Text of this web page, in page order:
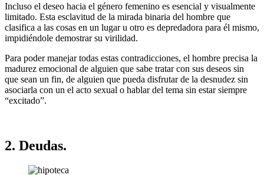
Incluso el deseo hacia el género femenino es esencial y visualmente
limitado. Esta esclavitud de la mirada binaria del hombre que
clasifica a las cosas en un lugar u otro es depredadora para él mismo,
impidiéndole demostrar su virilidad.
Para poder manejar todas estas contradicciones, el hombre precisa la
madurez emocional de alguien que sabe tratar con sus deseos sin
que sean un fin, de alguien que pueda disfrutar de la desnudez sin
asociarla con un el acto sexual o hablar del tema sin estar siempre
“excitado”.
2. Deudas.